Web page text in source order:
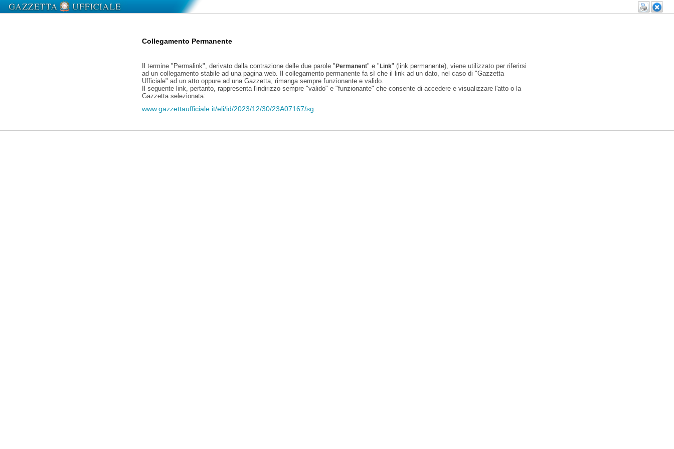
Collegamento Permanente
Il termine "Permalink", derivato dalla contrazione delle due parole "Permanent" e "Link" (link permanente), viene utilizzato per riferirsi
ad un collegamento stabile ad una pagina web. Il collegamento permanente fa sì che il link ad un dato, nel caso di "Gazzetta
Ufficiale" ad un atto oppure ad una Gazzetta, rimanga sempre funzionante e valido.
Il seguente link, pertanto, rappresenta l'indirizzo sempre "valido" e "funzionante" che consente di accedere e visualizzare l'atto o la
Gazzetta selezionata:
www.gazzettaufficiale.it/eli/id/2023/12/30/23A07167/sg